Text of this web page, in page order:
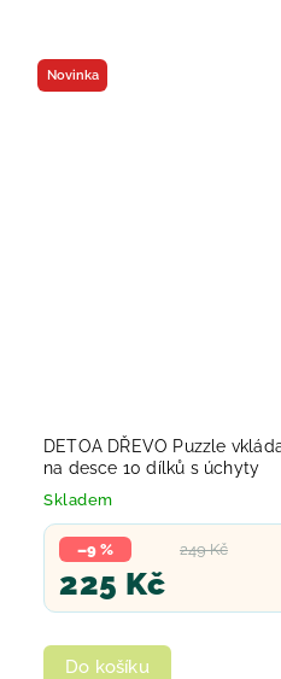
Novinka
DETOA DŘEVO Puzzle
na desce 10 dílků s úchyty
Skladem
249 Kč
–9 %
225 Kč
Do košíku